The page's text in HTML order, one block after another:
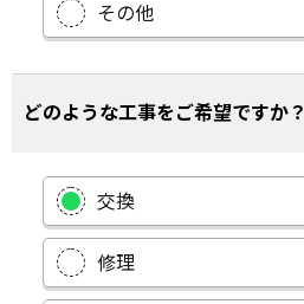
その他
どのような工事をご希望ですか？
交換
修理